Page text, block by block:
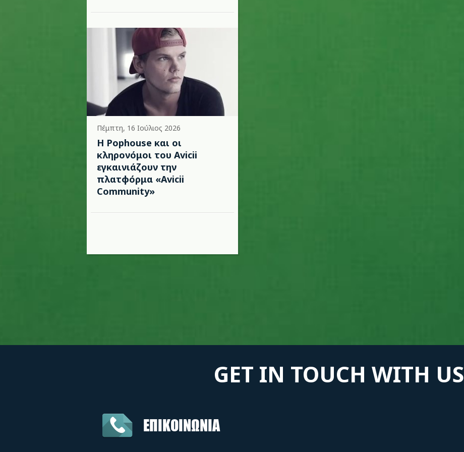
Πέμπτη, 16 Ιούλιος 2026
Η Pophouse και οι
κληρονόμοι του Avicii
εγκαινιάζουν την
πλατφόρμα «Avicii
Community»
GET IN TOUCH WITH US
ΕΠΙΚΟΙΝΩΝΙΑ